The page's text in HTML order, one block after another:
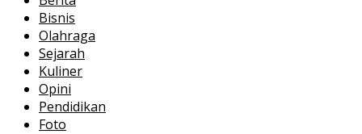
Bisnis
Olahraga
Sejarah
Kuliner
Opini
Pendidikan
Foto